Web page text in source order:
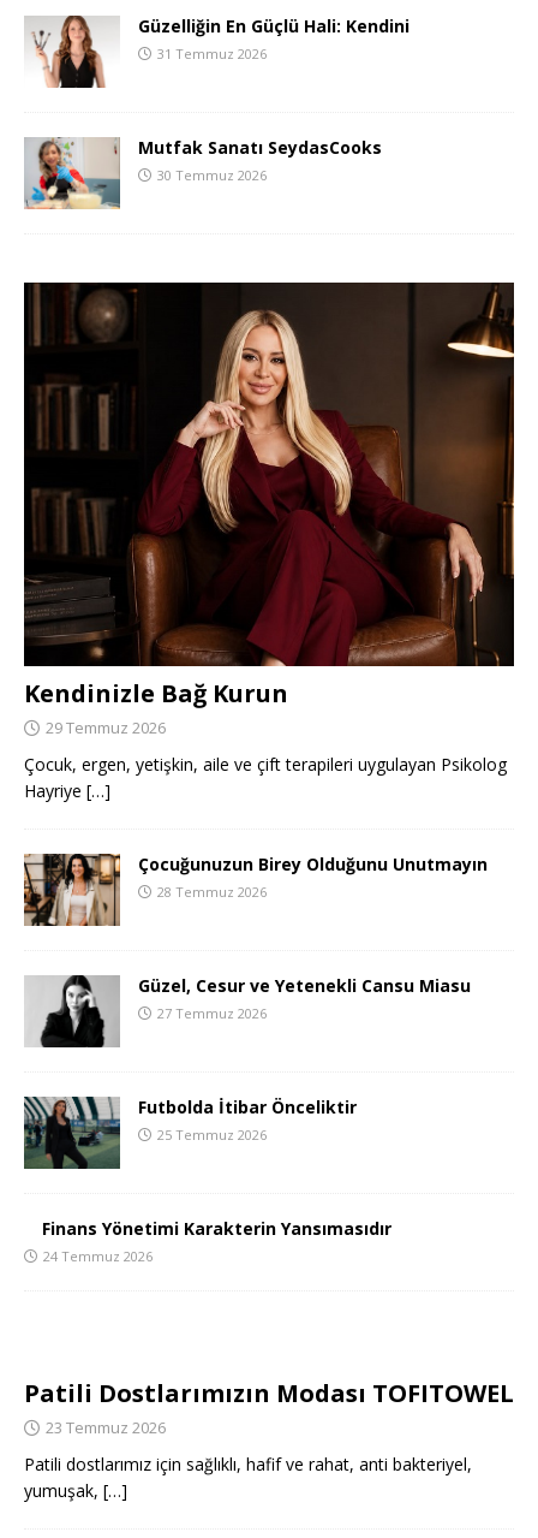
Güzelliğin En Güçlü Hali: Kendini
31 Temmuz 2026
Mutfak Sanatı SeydasCooks
30 Temmuz 2026
Kendinizle Bağ Kurun
29 Temmuz 2026
Çocuk, ergen, yetişkin, aile ve çift terapileri uygulayan Psikolog
Hayriye […]
Çocuğunuzun Birey Olduğunu Unutmayın
28 Temmuz 2026
Güzel, Cesur ve Yetenekli Cansu Miasu
27 Temmuz 2026
Futbolda İtibar Önceliktir
25 Temmuz 2026
Finans Yönetimi Karakterin Yansımasıdır
24 Temmuz 2026
Patili Dostlarımızın Modası TOFITOWEL
23 Temmuz 2026
Patili dostlarımız için sağlıklı, hafif ve rahat, anti bakteriyel,
yumuşak, […]